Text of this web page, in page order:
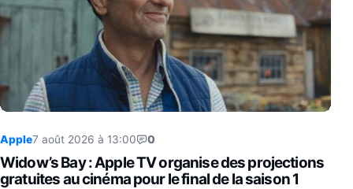
Apple7 août 2026 à 13:00 0
Widow’s Bay : Apple TV organise des projections
gratuites au cinéma pour le final de la saison 1